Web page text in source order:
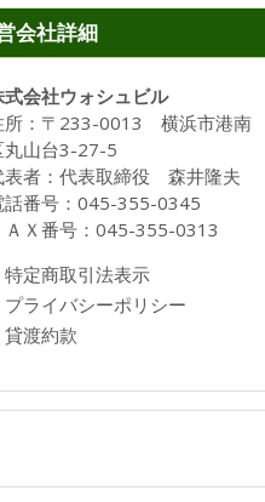
会社詳細
式会社ウォシュビル
所：〒233-0013 横浜市港南
丸山台3-27-5
表者：代表取締役 森井隆夫
話番号：045-355-0345
ＡＸ番号：045-355-0313
特定商取引法表示
プライバシーポリシー
貸渡約款